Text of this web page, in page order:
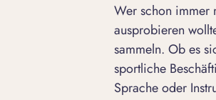
Wer schon immer
ausprobieren
sammeln. Ob es
sportliche
Sprache oder